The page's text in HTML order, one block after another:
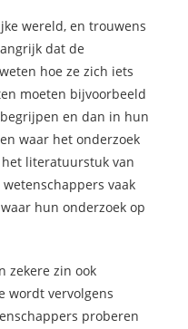
wereld, en trouwens
dat de
hoe ze zich iets
moeten bijvoorbeeld
en dan in hun
waar het onderzoek
literatuurstuk van
vaak
hun onderzoek op
zekere zin ook
wordt vervolgens
proberen